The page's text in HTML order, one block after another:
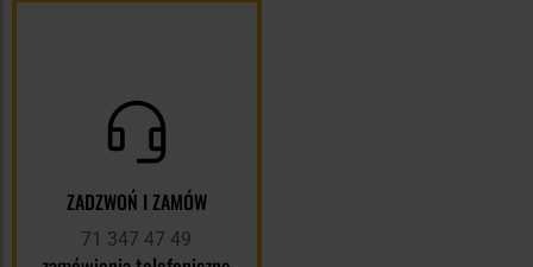
ZADZWOŃ I ZAMÓW
71 347 47 49